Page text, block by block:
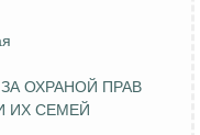
ОХРАНОЙ ПРАВ
ИХ СЕМЕЙ